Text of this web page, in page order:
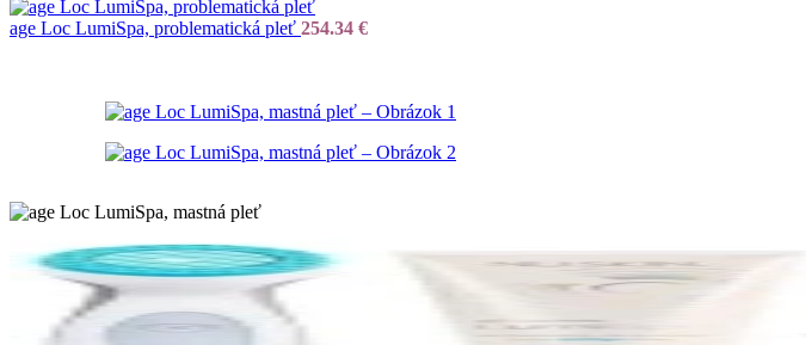
age Loc LumiSpa, problematická pleť 254.34 €